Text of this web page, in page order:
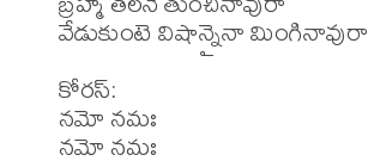
వేడుకుంటె విషాన్నైనా మింగినావురా
కోరస్:
నమో నమః
నమో నమః